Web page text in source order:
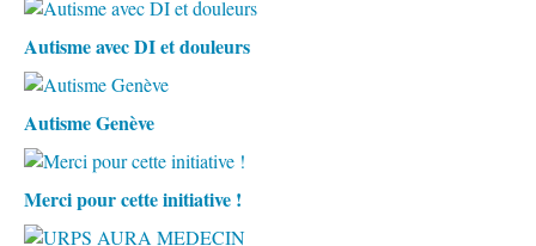
Autisme avec DI et douleurs
Autisme Genève
Merci pour cette initiative !